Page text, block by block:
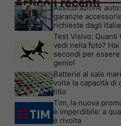
Assicurazione
garanzie
richieste dagli
Test Visivo: Quanti
vedi nella foto?
secondi per
genio!
Batterie al sale
volte la capacità di
litio
Tim, la nuova
è imperdibile: a
è rivolta